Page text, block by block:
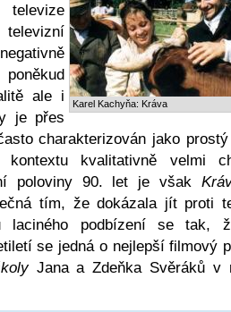
Karel Kachyňa: Kráva
ale i
je přes
charakterizován jako
kvalitativně velmi
poloviny 90. let je však
tím, že dokázala jít proti
laciného podbízení se tak,
se jedná o nejlepší filmový
Jana a Zdeňka Svěráků v